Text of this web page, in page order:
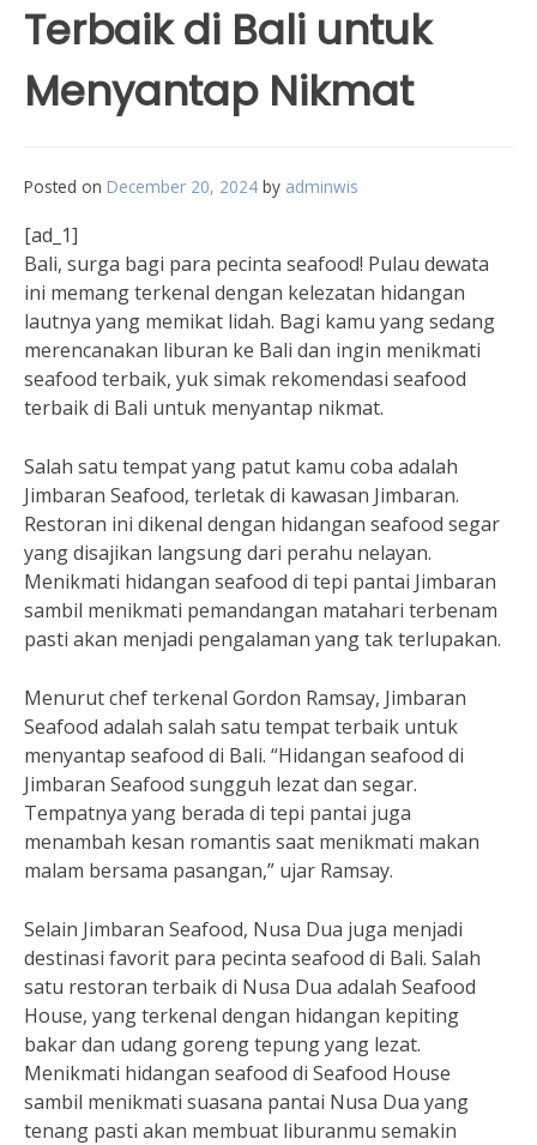
Terbaik di Bali untuk
Menyantap Nikmat
Posted on December 20, 2024 by adminwis
[ad_1]
Bali, surga bagi para pecinta seafood! Pulau dewata
ini memang terkenal dengan kelezatan hidangan
lautnya yang memikat lidah. Bagi kamu yang sedang
merencanakan liburan ke Bali dan ingin menikmati
seafood terbaik, yuk simak rekomendasi seafood
terbaik di Bali untuk menyantap nikmat.
Salah satu tempat yang patut kamu coba adalah
Jimbaran Seafood, terletak di kawasan Jimbaran.
Restoran ini dikenal dengan hidangan seafood segar
yang disajikan langsung dari perahu nelayan.
Menikmati hidangan seafood di tepi pantai Jimbaran
sambil menikmati pemandangan matahari terbenam
pasti akan menjadi pengalaman yang tak terlupakan.
Menurut chef terkenal Gordon Ramsay, Jimbaran
Seafood adalah salah satu tempat terbaik untuk
menyantap seafood di Bali. “Hidangan seafood di
Jimbaran Seafood sungguh lezat dan segar.
Tempatnya yang berada di tepi pantai juga
menambah kesan romantis saat menikmati makan
malam bersama pasangan,” ujar Ramsay.
Selain Jimbaran Seafood, Nusa Dua juga menjadi
destinasi favorit para pecinta seafood di Bali. Salah
satu restoran terbaik di Nusa Dua adalah Seafood
House, yang terkenal dengan hidangan kepiting
bakar dan udang goreng tepung yang lezat.
Menikmati hidangan seafood di Seafood House
sambil menikmati suasana pantai Nusa Dua yang
tenang pasti akan membuat liburanmu semakin